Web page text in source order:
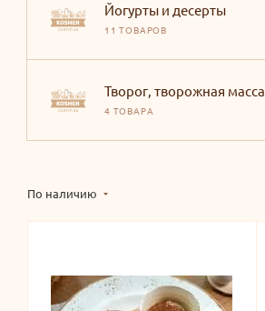
Йогурты и десерты
11 ТОВАРОВ
Творог, творожная масса
4 ТОВАРА
По наличию